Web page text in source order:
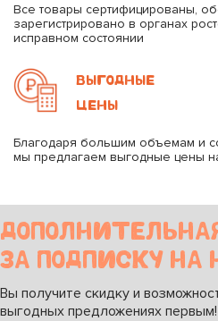
Все товары сертифицированы,
зарегистрировано в органах
исправном состоянии
ВЫГОДНЫЕ
ЦЕНЫ
Благодаря большим объемам и
мы предлагаем выгодные цены
ЗА ПОДПИСКУ НА
Вы получите скидку и
выгодных предложениях первым!